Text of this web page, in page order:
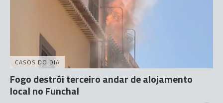
CASOS DO DIA
Fogo destrói terceiro andar de alojamento
local no Funchal